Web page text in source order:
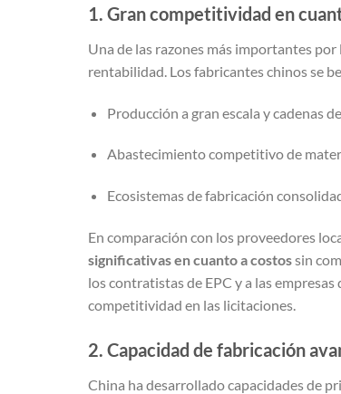
1. Gran competitividad en
Una de las razones más importantes
rentabilidad. Los fabricantes chinos se
Producción a gran escala y cadenas
Abastecimiento competitivo de
Ecosistemas de fabricación
En comparación con los proveedores
significativas en cuanto a costossin
los contratistas de EPC y a las
competitividad en las licitaciones.
2. Capacidad de fabricación
China ha desarrollado capacidades de